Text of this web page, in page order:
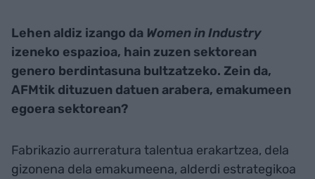
Lehen aldiz izango da Women in Industry
izeneko espazioa, hain zuzen sektorean
genero berdintasuna bultzatzeko. Zein da,
AFMtik dituzuen datuen arabera, emakumeen
egoera sektorean?
Fabrikazio aurreratura talentua erakartzea, dela
gizonena dela emakumeena, alderdi estrategikoa